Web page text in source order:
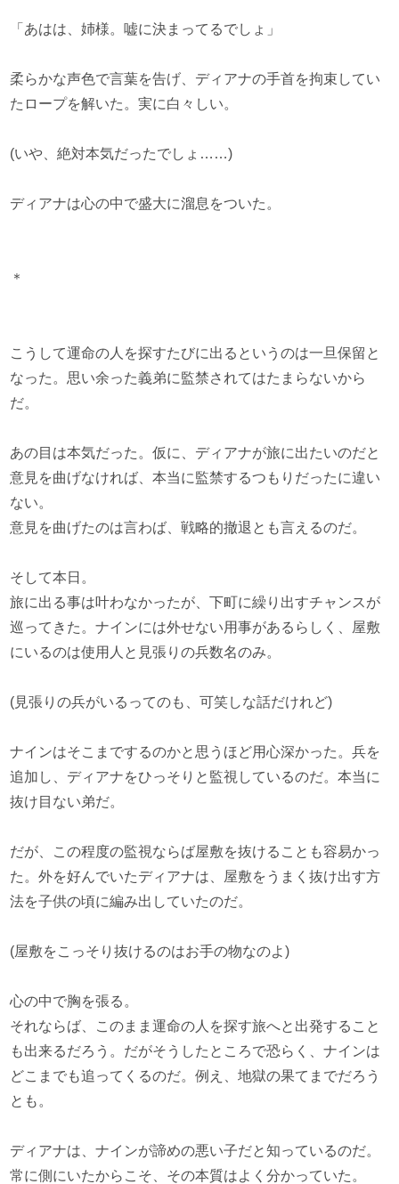
「あはは、姉様。嘘に決まってるでしょ」
柔らかな声色で言葉を告げ、ディアナの手首を拘束してい
たロープを解いた。実に白々しい。
(いや、絶対本気だったでしょ……)
ディアナは心の中で盛大に溜息をついた。
＊
こうして運命の人を探すたびに出るというのは一旦保留と
なった。思い余った義弟に監禁されてはたまらないから
だ。
あの目は本気だった。仮に、ディアナが旅に出たいのだと
意見を曲げなければ、本当に監禁するつもりだったに違い
ない。
意見を曲げたのは言わば、戦略的撤退とも言えるのだ。
そして本日。
旅に出る事は叶わなかったが、下町に繰り出すチャンスが
巡ってきた。ナインには外せない用事があるらしく、屋敷
にいるのは使用人と見張りの兵数名のみ。
(見張りの兵がいるってのも、可笑しな話だけれど)
ナインはそこまでするのかと思うほど用心深かった。兵を
追加し、ディアナをひっそりと監視しているのだ。本当に
抜け目ない弟だ。
だが、この程度の監視ならば屋敷を抜けることも容易かっ
た。外を好んでいたディアナは、屋敷をうまく抜け出す方
法を子供の頃に編み出していたのだ。
(屋敷をこっそり抜けるのはお手の物なのよ)
心の中で胸を張る。
それならば、このまま運命の人を探す旅へと出発すること
も出来るだろう。だがそうしたところで恐らく、ナインは
どこまでも追ってくるのだ。例え、地獄の果てまでだろう
とも。
ディアナは、ナインが諦めの悪い子だと知っているのだ。
常に側にいたからこそ、その本質はよく分かっていた。